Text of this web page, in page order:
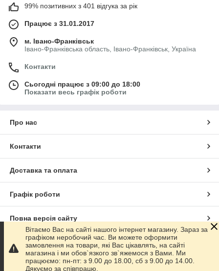
99% позитивних з 401 відгука за рік
Працює з 31.01.2017
м. Івано-Франківськ
Івано-Франківська область, Івано-Франківськ, Україна
Контакти
Сьогодні працює з 09:00 до 18:00
Показати весь графік роботи
Про нас
Контакти
Доставка та оплата
Графік роботи
Повна версія сайту
Сайт створено на маркетплейсіProm.ua
Політика конфіденційності
Вітаємо Вас на сайті нашого інтернет магазину. Зараз за
графіком неробочий час. Ви можете оформити
замовлення на товари, які Вас цікавлять, на сайті
магазина і ми обов`язкого зв`яжемося з Вами. Ми
працюємо: пн-пт: з 9.00 до 18.00, сб з 9.00 до 14.00.
Дякуємо за співпрацю.